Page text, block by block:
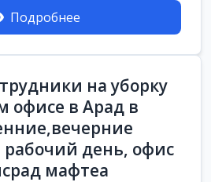
Подробнее
на уборку
офисе в Арад в
день, офис
мафтеа